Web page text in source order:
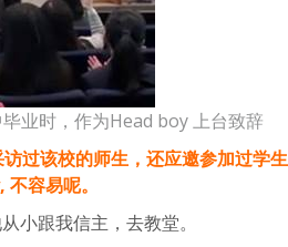
业时，作为Head boy 上台致辞
过该校的师生，还应邀参加过学
容易呢。
小跟我信主，去教堂。